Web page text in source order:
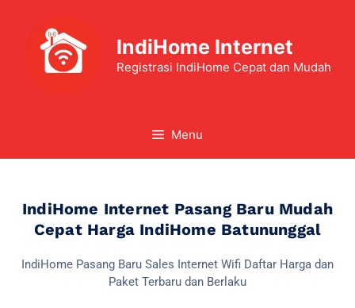
IndiHome Internet
Registrasi IndiHome Cepat dan Mudah
Menu
IndiHome Internet Pasang Baru Mudah
Cepat Harga IndiHome Batununggal
IndiHome Pasang Baru Sales Internet Wifi Daftar Harga dan
Paket Terbaru dan Berlaku